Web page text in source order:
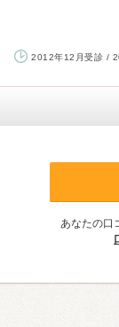
2012年12月受診 /
あなたの口